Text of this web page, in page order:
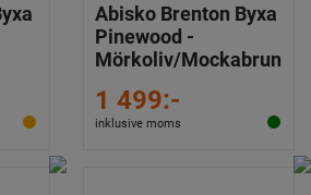
Abisko Brenton Byxa
Pinewood -
Mörkoliv/Mockabrun
1 499:-
inklusive moms